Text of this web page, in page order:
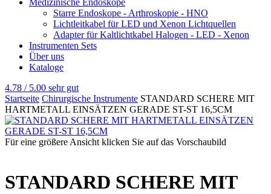
Medizinische Endoskope
Starre Endoskope - Arthroskopie - HNO
Lichtleitkabel für LED und Xenon Lichtquellen
Adapter für Kaltlichtkabel Halogen - LED - Xenon
Instrumenten Sets
Über uns
Kataloge
4.78 / 5.00 sehr gut
Startseite Chirurgische Instrumente STANDARD SCHERE MIT
HARTMETALL EINSÄTZEN GERADE ST-ST 16,5CM
Für eine größere Ansicht klicken Sie auf das Vorschaubild
STANDARD SCHERE MIT